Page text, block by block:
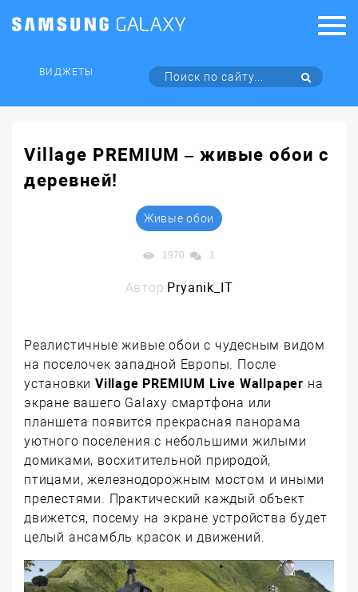
ВИДЖЕТЫ
Village PREMIUM – живые обои с
деревней!
Живые обои
1970 1
Автор:Pryanik_IT
Реалистичные живые обои с чудесным видом
на поселочек западной Европы. После
установкиVillage PREMIUM Live Wallpaper на
экране вашего Galaxy смартфона или
планшета появится прекрасная панорама
уютного поселения с небольшими жилыми
домиками, восхитительной природой,
птицами, железнодорожным мостом и иными
прелестями. Практический каждый объект
движется, посему на экране устройства будет
целый ансамбль красок и движений.